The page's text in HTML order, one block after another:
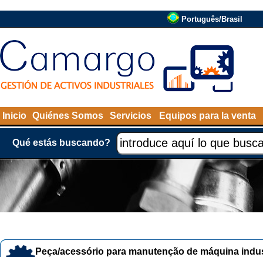
Português/Brasil
Inicio Quiénes Somos Servicios Equipos para la venta
Qué estás buscando?
Peça/acessório para manutenção de máquina